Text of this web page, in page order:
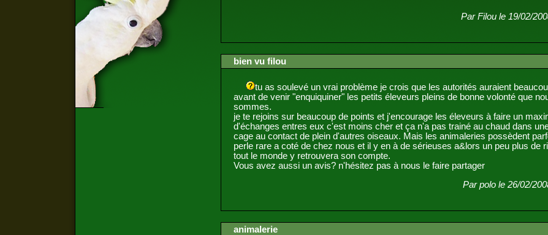
Par Filou le 19/02/
bien vu filou
tu as soulevé un vrai problème je crois que les autorités auraient
avant de venir "enquiquiner" les petits éleveurs pleins de bonne volonté que
sommes.
je te rejoins sur beaucoup de points et j'encourage les éleveurs à faire un
d'échanges entres eux c'est moins cher et ça n'a pas trainé au chaud dans
cage au contact de plein d'autres oiseaux. Mais les animaleries possèdent
perle rare a coté de chez nous et il y en à de sérieuses a&lors un peu plus de
tout le monde y retrouvera son compte.
Vous avez aussi un avis? n'hésitez pas à nous le faire partager
Par polo le 26/02/
animalerie